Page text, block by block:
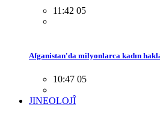
11:42 05
Afganistan'da milyonlarca kadın
10:47 05
JINEOLOJÎ